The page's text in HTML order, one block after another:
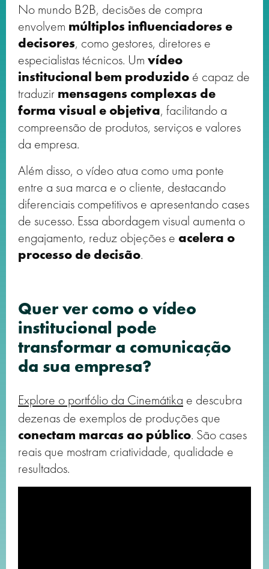
No mundo B2B, decisões de compra
envolvem múltiplos influenciadores e
decisores, como gestores, diretores e
especialistas técnicos. Um vídeo
institucional bem produzido é capaz de
traduzir mensagens complexas de
forma visual e objetiva, facilitando a
compreensão de produtos, serviços e valores
da empresa.
Além disso, o vídeo atua como uma ponte
entre a sua marca e o cliente, destacando
diferenciais competitivos e apresentando cases
de sucesso. Essa abordagem visual aumenta o
engajamento, reduz objeções e acelera o
processo de decisão.
Quer ver como o vídeo
institucional pode
transformar a comunicação
da sua empresa?
Explore o portfólio da Cinemátika e descubra
dezenas de exemplos de produções que
conectam marcas ao público. São cases
reais que mostram criatividade, qualidade e
resultados.